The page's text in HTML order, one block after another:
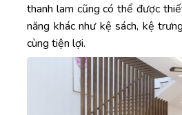
thanh lam cũng có thể được
năng khác như kệ sách, kệ
cùng tiện lợi.